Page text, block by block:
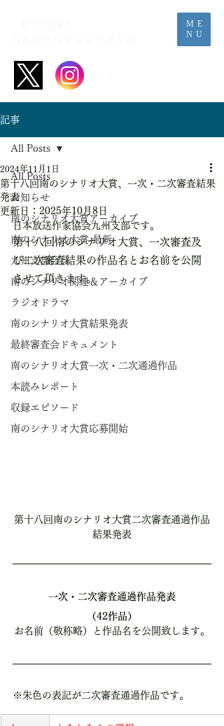
ME
NU
記事
All Posts
お知らせ
南のシナリオ大賞アーカイブ
南のシナリオ大賞-最新
九州支部会員
南のシナリオ関連＆アーカイブ
ラジオドラマ
南のシナリオ大賞結果発表
最終審査会ドキュメント
南のシナリオ大賞一次・二次通過作品
本読みレポート
収録エピソード
南のシナリオ大賞応募開始
All Posts
第十八回南のシナリオ大賞、一次・二次審査結果
発表
2024年11月1日
更新日： 2025年10月8日
日本放送作家協会九州支部です。
第十八回南のシナリオ大賞、一次審査及
び二次審査結果の作品名とお名前を公開
させて頂きます。
第十八回南のシナリオ大賞二次審査通過作品
結果発表
一次・二次審査通過作品発表
（42作品）
お名前（敬称略）と作品名を公開致します。
※朱色の表記が二次審査通過作品です。